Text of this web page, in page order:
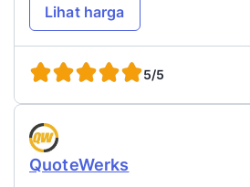
Lihat harga
5/5
QuoteWerks